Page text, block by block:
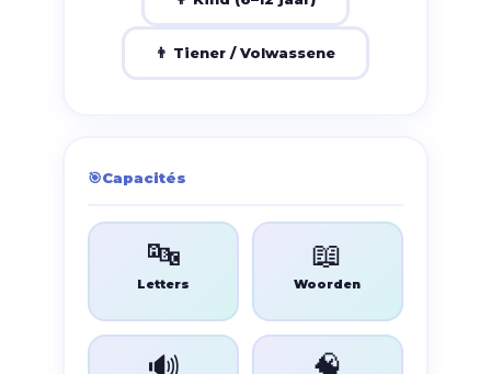
👨 Tiener / Volwassene
🎯Capacités
🔤
Letters
📖
Woorden